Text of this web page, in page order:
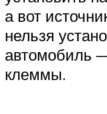
а вот
нельзя
автомобиль
клеммы.